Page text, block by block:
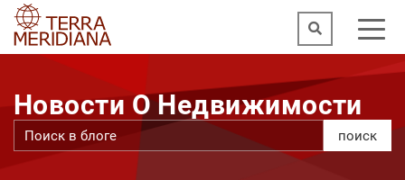
Новости О Недвижимости
поиск